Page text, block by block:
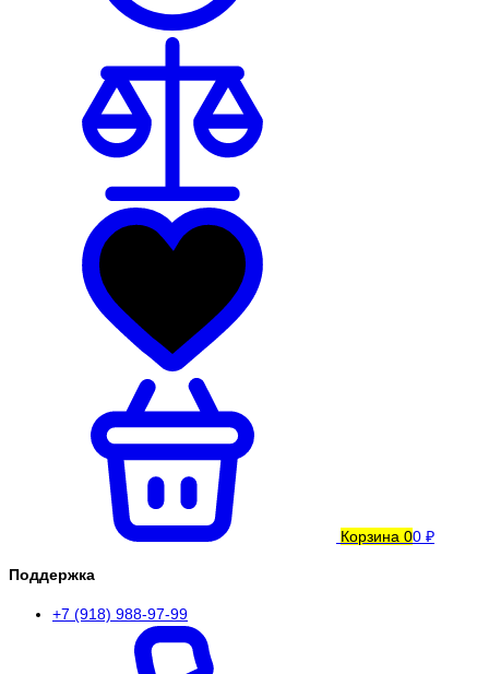
Корзина 00 ₽
Поддержка
+7 (918) 988-97-99